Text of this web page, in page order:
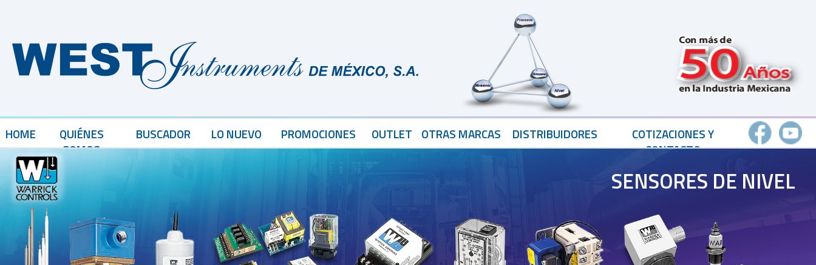
HOME
QUIÉNES
SOMOS
BUSCADOR LO NUEVO PROMOCIONES OUTLET OTRAS MARCAS DISTRIBUIDORES
COTIZACIONES Y
CONTACTO
SENSORES DE NIVEL